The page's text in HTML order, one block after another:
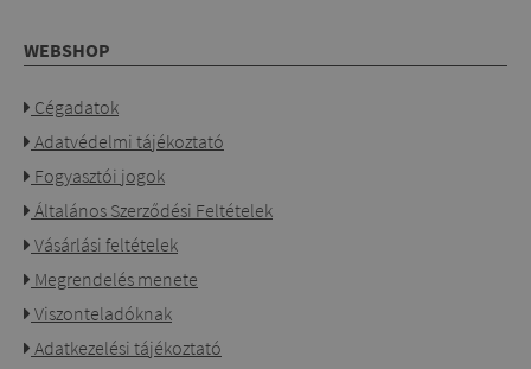
WEBSHOP
Cégadatok
Adatvédelmi tájékoztató
Fogyasztói jogok
Általános Szerződési Feltételek
Vásárlási feltételek
Megrendelés menete
Viszonteladóknak
Adatkezelési tájékoztató